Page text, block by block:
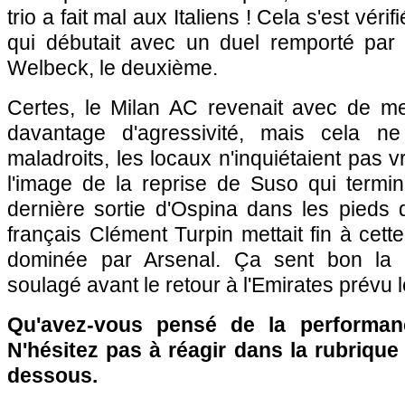
trio a fait mal aux Italiens ! Cela s'est
qui débutait avec un duel remporté par
Welbeck, le deuxième.
Certes, le Milan AC revenait avec de
davantage d'agressivité, mais cela
maladroits, les locaux n'inquiétaient pas
l'image de la reprise de Suso qui
dernière sortie d'Ospina dans les pieds
français Clément Turpin mettait fin à
dominée par Arsenal. Ça sent bon la
soulagé avant le retour à l'Emirates prévu
Qu'avez-vous pensé de la
N'hésitez pas à réagir dans la
dessous.